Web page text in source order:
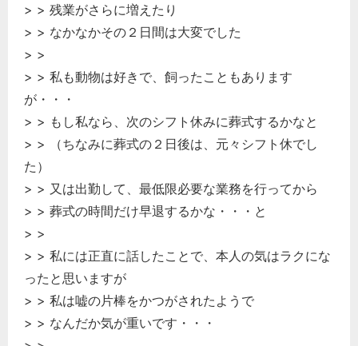
> > 残業がさらに増えたり
> > なかなかその２日間は大変でした
> >
> > 私も動物は好きで、飼ったこともあります
が・・・
> > もし私なら、次のシフト休みに葬式するかなと
> > （ちなみに葬式の２日後は、元々シフト休でし
た）
> > 又は出勤して、最低限必要な業務を行ってから
> > 葬式の時間だけ早退するかな・・・と
> >
> > 私には正直に話したことで、本人の気はラクにな
ったと思いますが
> > 私は嘘の片棒をかつがされたようで
> > なんだか気が重いです・・・